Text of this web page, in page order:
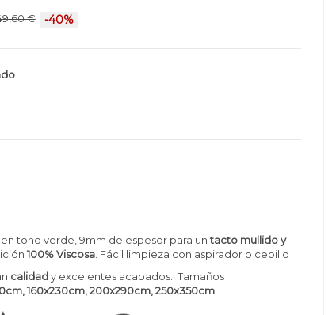
€ -40%
tono verde, 9mm de espesor para untacto mullido y
100% Viscosa . Fácil limpieza con aspirador o cepillo
calidady excelentes acabados. Tamaños
, 160x230cm, 200x290cm, 250x350cm